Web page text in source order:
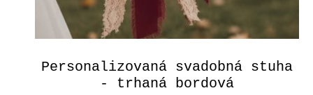
Personalizovaná svadobná stuha
- trhaná bordová